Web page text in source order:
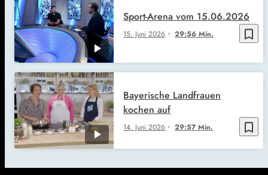
bookmark_border
15. Juni 2026 29:56 Min.
Sport-Arena vom 15.06.2026
bookmark_border
14. Juni 2026 29:57 Min.
Bayerische Landfrauen
kochen auf